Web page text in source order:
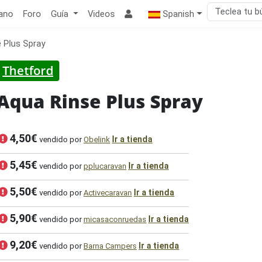
Foro Guía Videos Spanish
Plus Spray
Thetford
Rinse Plus Spray
4,50€ vendido porObelink Ir a tienda
5,45€ vendido porpplucaravan Ir a tienda
5,50€ vendido porActivecaravan Ir a tienda
5,90€ vendido pormicasaconruedas Ir a tienda
9,20€ vendido porBarna Campers Ir a tienda